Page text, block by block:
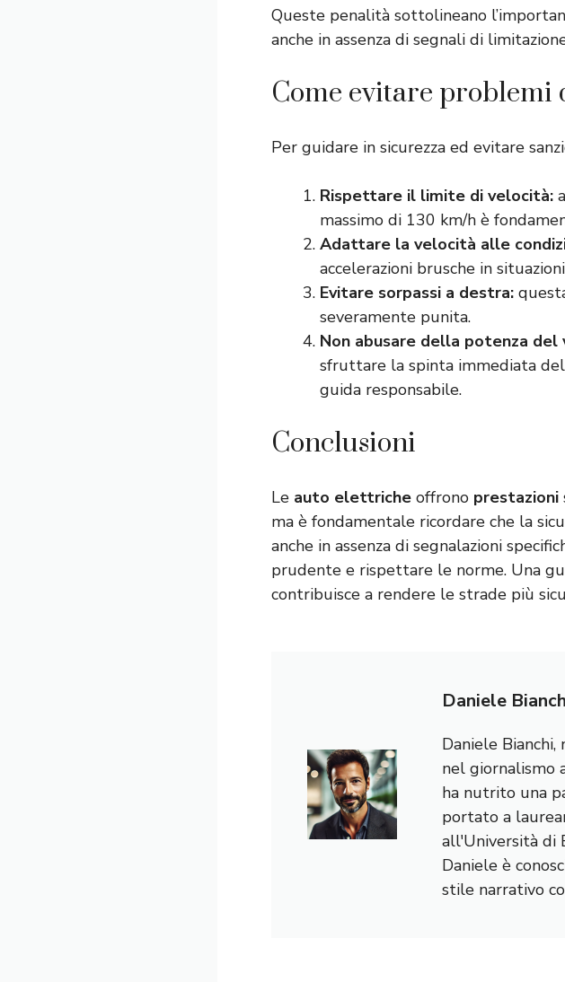
Queste penalità sottolineano
anche in assenza di segnali di
Come evitare problemi
Per guidare in sicurezza ed evitare
Rispettare il limite di velocità:
massimo di 130 km/h è
Adattare la velocità alle
accelerazioni brusche in
Evitare sorpassi a destra:
severamente punita.
Non abusare della potenza del
sfruttare la spinta immediata
guida responsabile.
Conclusioni
Le auto elettriche offrono prestazioni
ma è fondamentale ricordare che la
anche in assenza di segnalazioni
prudente e rispettare le norme. Una
contribuisce a rendere le strade più
Daniele
Daniele
nel giornalismo
ha nutrito una
portato a
all'Università di
Daniele è
stile narrativo